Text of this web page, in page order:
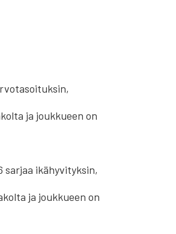
ja joukkueen on
sarjaa ikähyvityksin,
ja joukkueen on